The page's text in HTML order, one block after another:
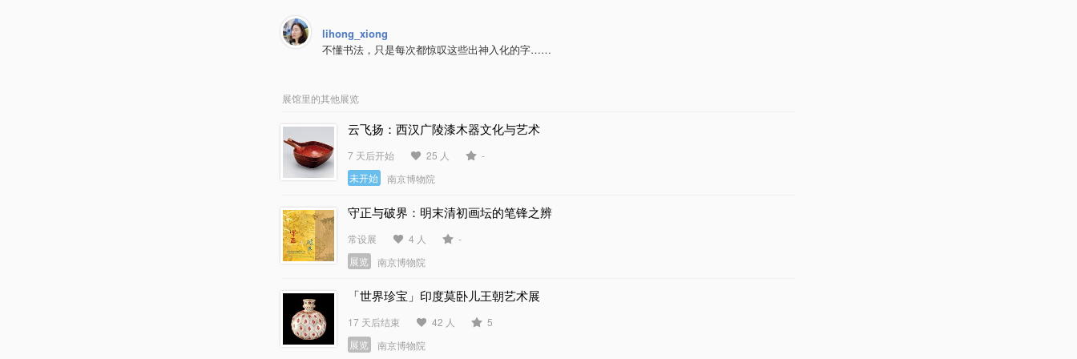
lihong_xiong
不懂书法，只是每次都惊叹这些出神入化的字……
展馆里的其他展览
云飞扬：西汉广陵漆木器文化与艺术
7 天后开始 25 人
-
未开始
南京博物院
守正与破界：明末清初画坛的笔锋之辨
常设展 4 人
-
展览
南京博物院
「世界珍宝」印度莫卧儿王朝艺术展
17 天后结束 42 人
5
展览
南京博物院